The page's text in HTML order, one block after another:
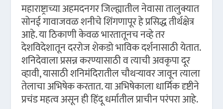
महाराष्ट्राच्या अहमदनगर जिल्ह्यातील नेवासा तालुक्यात
सोनई गावाजवळ शनीचे शिंगणापूर हे प्रसिद्ध तीर्थक्षेत्र
आहे. या ठिकाणी केवळ भारतातूनच नव्हे तर
देशविदेशातून दररोज शेकडो भाविक दर्शनासाठी येतात.
शनिदेवाला प्रसन्न करण्यासाठी व त्याची अवकृपा दूर
व्हावी, यासाठी शनिमंदिरातील चौथऱ्यावर जावून त्याला
तेलाचा अभिषेक करतात. या अभिषेकाला धार्मिक दृष्टीने
प्रचंड महत्व असून ही हिंदू धर्मातील प्राचीन परंपरा आहे.